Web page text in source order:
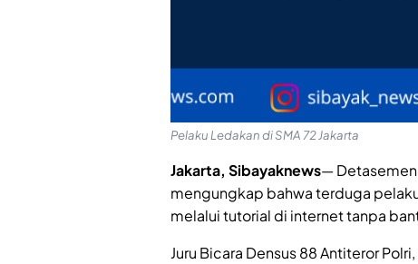
Pelaku Ledakan di SMA 72 Jakarta
Jakarta, Sibayaknews— Detasemen
mengungkap bahwa terduga
melalui tutorial di internet tanpa
Juru Bicara Densus 88 Antiteror Polri,